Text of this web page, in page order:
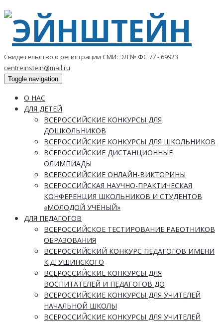
Свидетельство о регистрации СМИ: ЭЛ № ФС 77 - 69923
centreinstein@mail.ru
Toggle navigation
О НАС
ДЛЯ ДЕТЕЙ
ВСЕРОССИЙСКИЕ КОНКУРСЫ ДЛЯ
ДОШКОЛЬНИКОВ
ВСЕРОССИЙСКИЕ КОНКУРСЫ ДЛЯ ШКОЛЬНИКОВ
ВСЕРОССИЙСКИЕ ДИСТАНЦИОННЫЕ
ОЛИМПИАДЫ
ВСЕРОССИЙСКИЕ ОНЛАЙН-ВИКТОРИНЫ
ВСЕРОССИЙСКАЯ НАУЧНО-ПРАКТИЧЕСКАЯ
КОНФЕРЕНЦИЯ ШКОЛЬНИКОВ И СТУДЕНТОВ
«МОЛОДОЙ УЧЁНЫЙ»
ДЛЯ ПЕДАГОГОВ
ВСЕРОССИЙСКОЕ ТЕСТИРОВАНИЕ РАБОТНИКОВ
ОБРАЗОВАНИЯ
ВСЕРОССИЙСКИЙ КОНКУРС ПЕДАГОГОВ ИМЕНИ
К.Д. УШИНСКОГО
ВСЕРОССИЙСКИЕ КОНКУРСЫ ДЛЯ
ВОСПИТАТЕЛЕЙ И ПЕДАГОГОВ ДО
ВСЕРОССИЙСКИЕ КОНКУРСЫ ДЛЯ УЧИТЕЛЕЙ
НАЧАЛЬНОЙ ШКОЛЫ
ВСЕРОССИЙСКИЕ КОНКУРСЫ ДЛЯ УЧИТЕЛЕЙ